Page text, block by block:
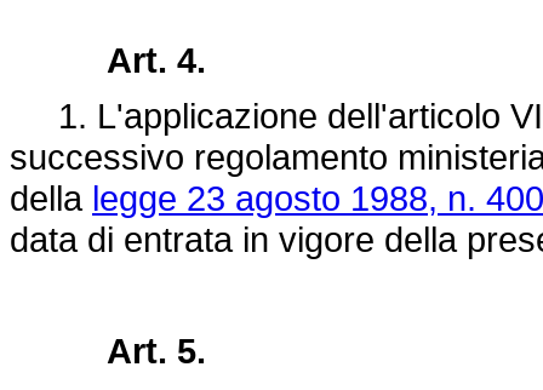
Art. 4.
1. L'applicazione dell'articolo
successivo regolamento
della legge 23 agosto 1988, n.
data di entrata in vigore della
Art. 5.